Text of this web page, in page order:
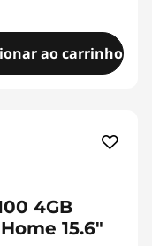
ao carrinho
4GB
15.6"